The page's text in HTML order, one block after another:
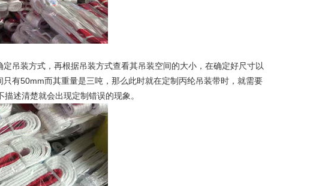
吊装方式，再根据吊装方式查看其吊装空间的大小，在确定好尺寸以
只有50mm而其重量是三吨，那么此时就在定制丙纶吊装带时，就需要
述清楚就会出现定制错误的现象。